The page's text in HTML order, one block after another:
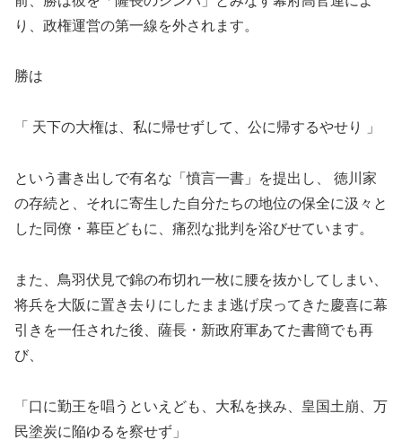
り、政権運営の第一線を外されます。
勝は
「 天下の大権は、私に帰せずして、公に帰するやせり 」
という書き出しで有名な「憤言一書」を提出し、 徳川家
の存続と、それに寄生した自分たちの地位の保全に汲々と
した同僚・幕臣どもに、痛烈な批判を浴びせています。
また、鳥羽伏見で錦の布切れ一枚に腰を抜かしてしまい、
将兵を大阪に置き去りにしたまま逃げ戻ってきた慶喜に幕
引きを一任された後、薩長・新政府軍あてた書簡でも再
び、
「口に勤王を唱うといえども、大私を挟み、皇国土崩、万
民塗炭に陥ゆるを察せず」